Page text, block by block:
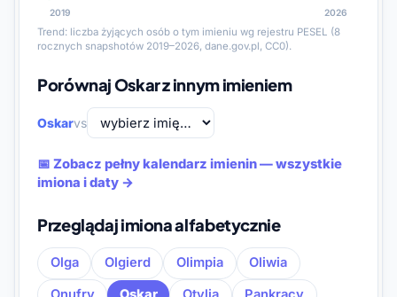
2019 2026
Trend: liczba żyjących osób o tym imieniu wg rejestru PESEL (8
rocznych snapshotów 2019–2026, dane.gov.pl, CC0).
Porównaj Oskar z innym imieniem
Oskarvs
📅 Zobacz pełny kalendarz imienin — wszystkie
imiona i daty →
Przeglądaj imiona alfabetycznie
Olga Olgierd Olimpia
Oliwia